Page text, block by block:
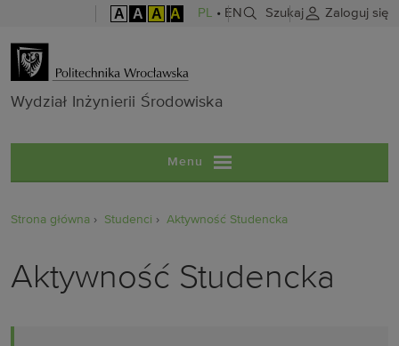
A A A A PL • EN Szukaj Zaloguj się
Wydział
Wydział Inżynierii Środowiska
Menu
Strona główna Studenci Aktywność Studencka
Aktywność Studencka